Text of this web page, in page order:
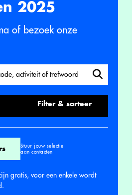
2025
of bezoek onze
Filter & sorteer
gratis, voor een enkele wordt
Stuur jouw selectie
aan contacten